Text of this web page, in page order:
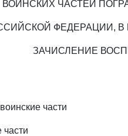
ВОИНСКИХ ЧАСТЕЙ
ФЕДЕРАЦИИ,
ЗАЧИСЛЕНИЕ
части